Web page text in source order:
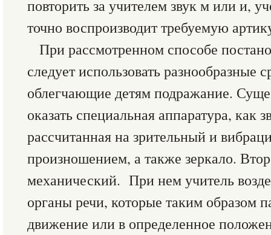
повторить за учителем звук м или и,
точно воспроизводит требуемую
При рассмотренном способе
следует использовать разнообразные
облегчающие детям подражание.
оказать специальная аппаратура, как
рассчитанная на зрительный и
произношением, а также зеркало.
механический. При нем учитель
органы речи, которые таким образом
движение или в определенное